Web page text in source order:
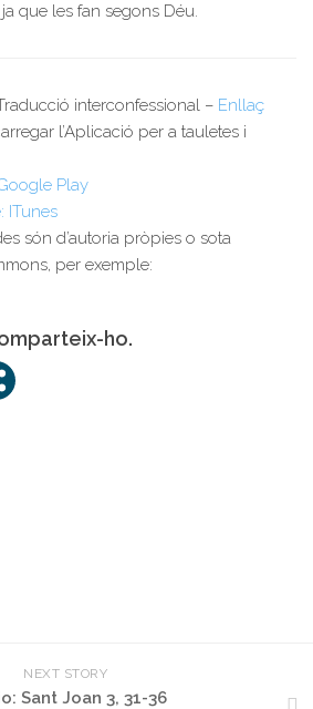
que les fan segons Déu.
interconfessional – Enllaç
l’Aplicació per a tauletes i
Play
ITunes
són d’autoria pròpies o sota
per exemple:
ho.
NEXT STORY
Sant Joan 3, 31-36